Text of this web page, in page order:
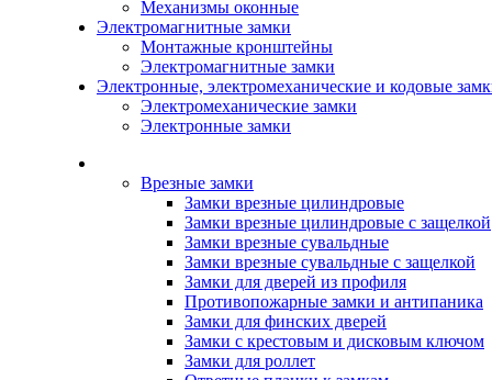
Механизмы оконные
Электромагнитные замки
Монтажные кронштейны
Электромагнитные замки
Электронные, электромеханические и кодовые
Электромеханические замки
Электронные замки
Врезные замки
Замки врезные цилиндровые
Замки врезные цилиндровые с защелкой
Замки врезные сувальдные
Замки врезные сувальдные с защелкой
Замки для дверей из профиля
Противопожарные замки и антипаника
Замки для финских дверей
Замки с крестовым и дисковым ключом
Замки для роллет